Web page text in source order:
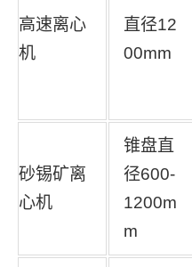
高速离心
机
直径12
00mm
砂锡矿离
心机
锥盘直
径600-
1200m
m